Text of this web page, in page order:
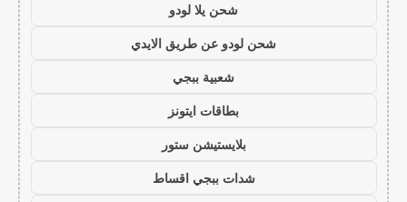
شحن يلا لودو
شحن لودو عن طريق الايدي
شعبية ببجي
بطاقات ايتونز
بلايستيشن ستور
شدات ببجي اقساط